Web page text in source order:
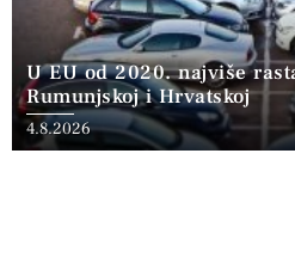
U EU od 2020. najviše
Rumunjskoj i Hrvatskoj
4.8.2026